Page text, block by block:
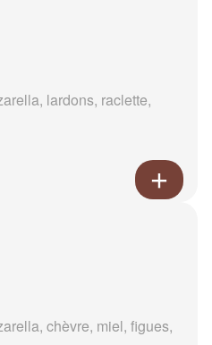
lardons, raclette,
chèvre, miel, figues,